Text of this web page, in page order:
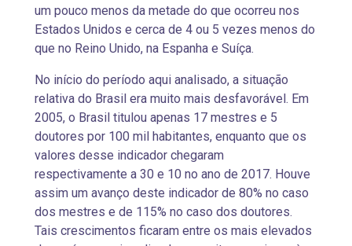
um pouco menos da metade do que ocorreu nos
Estados Unidos e cerca de 4 ou 5 vezes menos do
que no Reino Unido, na Espanha e Suíça.
No início do período aqui analisado, a situação
relativa do Brasil era muito mais desfavorável. Em
2005, o Brasil titulou apenas 17 mestres e 5
doutores por 100 mil habitantes, enquanto que os
valores desse indicador chegaram
respectivamente a 30 e 10 no ano de 2017. Houve
assim um avanço deste indicador de 80% no caso
dos mestres e de 115% no caso dos doutores.
Tais crescimentos ficaram entre os mais elevados